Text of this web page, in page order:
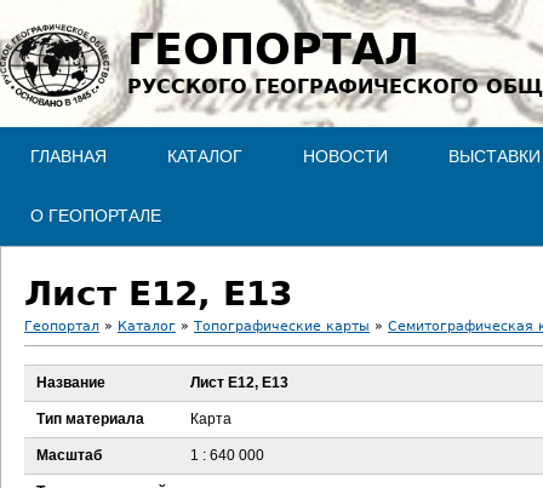
Jump to navigation
ГЕОПОРТАЛ
РУССКОГО ГЕОГРАФИЧЕСКОГО
ГЛАВНАЯ КАТАЛОГ НОВОСТИ ВЫСТАВКИ
О ГЕОПОРТАЛЕ
Лист E12, E13
В
ы
Геопортал » Каталог » Топографические карты » Семитографическая
Название Лист E12, E13
Тип материала Карта
Масштаб 1 : 640 000